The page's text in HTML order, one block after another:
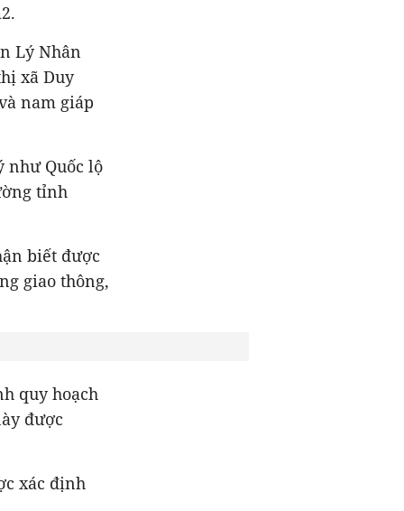
Lý Nhân
xã Duy
nam giáp
như Quốc lộ
tỉnh
biết được
giao thông,
quy hoạch
được
xác định